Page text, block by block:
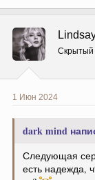
ц
и
и
:
Скрытый
1 Июн 2024
dark mind
Следующая
есть надежда,